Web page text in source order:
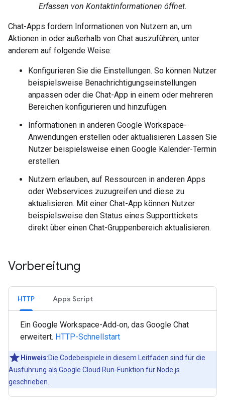
Erfassen von Kontaktinformationen öffnet.
Chat-Apps fordern Informationen von Nutzern an, um
Aktionen in oder außerhalb von Chat auszuführen, unter
anderem auf folgende Weise:
Konfigurieren Sie die Einstellungen. So können Nutzer
beispielsweise Benachrichtigungseinstellungen
anpassen oder die Chat-App in einem oder mehreren
Bereichen konfigurieren und hinzufügen.
Informationen in anderen Google Workspace-
Anwendungen erstellen oder aktualisieren Lassen Sie
Nutzer beispielsweise einen Google Kalender-Termin
erstellen.
Nutzern erlauben, auf Ressourcen in anderen Apps
oder Webservices zuzugreifen und diese zu
aktualisieren. Mit einer Chat-App können Nutzer
beispielsweise den Status eines Supporttickets
direkt über einen Chat-Gruppenbereich aktualisieren.
Vorbereitung
HTTP Apps Script
Ein Google Workspace-Add‑on, das Google Chat
erweitert. HTTP-Schnellstart
Hinweis:Die Codebeispiele in diesem Leitfaden sind für die
Ausführung als Google Cloud Run-Funktion für Node.js
geschrieben.